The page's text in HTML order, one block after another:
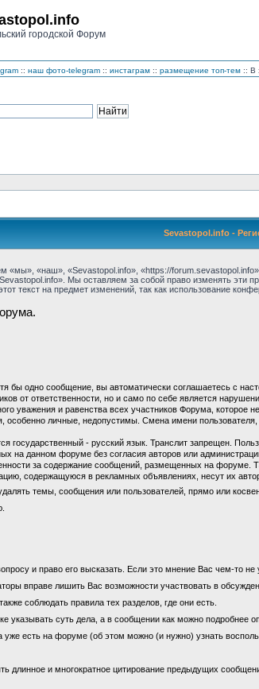
городской Форум
:: наш фото-telegram :: инстаграм :: размещение топ-тем :: В
Sevastopol.info -
«мы», «наш», «Sevastopol.info», «https://
Мы оставляем за собой право изменять
текст на предмет изменений, так как использование
бы одно сообщение, вы автоматически соглашаетесь с
от ответственности, но и само по себе является
уважения и равенства всех участников Форума, которое
особенно личные, недопустимы. Смена имени
- русский язык. Транслит запрещен.
на данном форуме без согласия авторов или
за содержание сообщений, размещенных на
содержащуюся в рекламных объявлениях, несут их
темы, сообщения или пользователей, прямо или
и право его высказать. Если это мнение Вас чем-то
вправе лишить Вас возможности участвовать в
соблюдать правила тех разделов, где они есть.
указывать суть дела, а в сообщении как можно
есть на форуме (об этом можно (и нужно) узнать
длинное и многократное цитирование предыдущих